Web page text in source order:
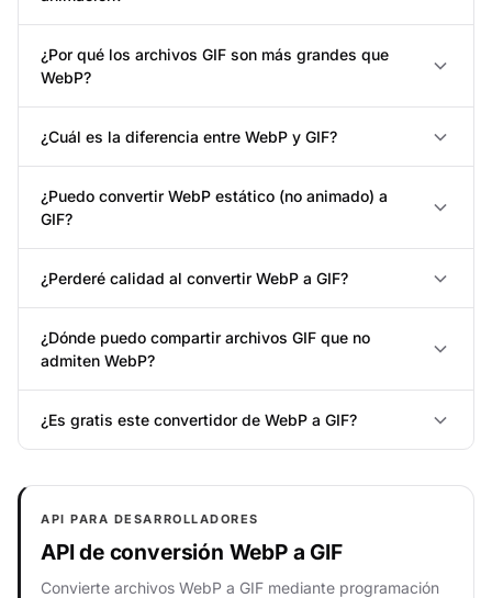
¿Por qué los archivos GIF son más grandes que
WebP?
¿Cuál es la diferencia entre WebP y GIF?
¿Puedo convertir WebP estático (no animado) a
GIF?
¿Perderé calidad al convertir WebP a GIF?
¿Dónde puedo compartir archivos GIF que no
admiten WebP?
¿Es gratis este convertidor de WebP a GIF?
API PARA DESARROLLADORES
API de conversión WebP a GIF
Convierte archivos WebP a GIF mediante programación